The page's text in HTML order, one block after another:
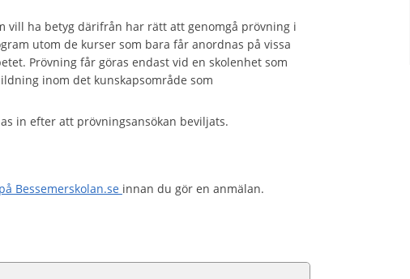
vill ha betyg därifrån har rätt att genomgå prövning i
utom de kurser som bara får anordnas på vissa
Prövning får göras endast vid en skolenhet som
inom det kunskapsområde som
in efter att prövningsansökan beviljats.
Bessemerskolan.se innan du gör en anmälan.